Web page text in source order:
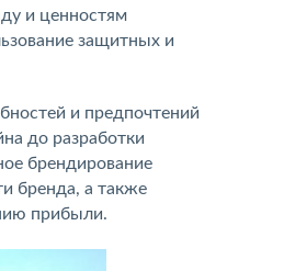
и ценностям
защитных и
и предпочтений
до разработки
брендирование
бренда, а также
прибыли.